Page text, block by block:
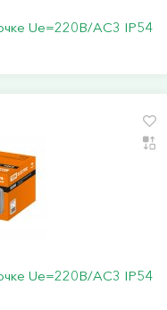
Ue=220В/АC3 IP54
Ue=220В/АC3 IP54